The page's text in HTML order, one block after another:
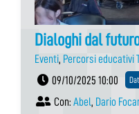
Dialoghi dal
Eventi, Percorsi educativi
09/10/2025 10:00
Con: Abel, Dario